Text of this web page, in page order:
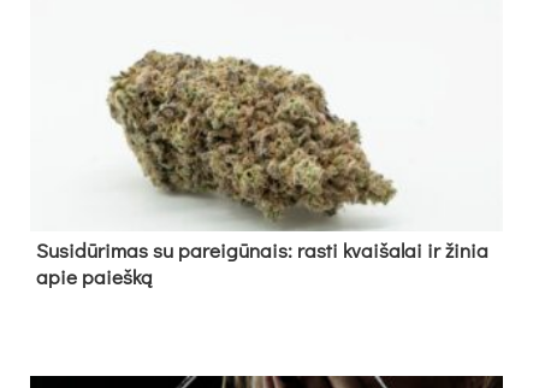
Su­si­dū­ri­mas su pa­rei­gū­nais: ras­ti kvai­ša­lai ir ži­nia
apie paieš­ką